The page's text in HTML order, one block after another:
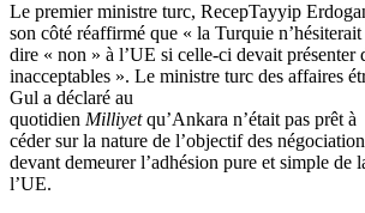
Le premier ministre turc, RecepTayyip
son côté réaffirmé que « la Turquie n’hésiterait
dire « non » à l’UE si celle-ci devait présenter
inacceptables ». Le ministre turc des affaires
Gul a déclaré au
quotidien Milliyetqu’Ankara n’était pas prêt à
céder sur la nature de l’objectif des
devant demeurer l’adhésion pure et simple de
l’UE.